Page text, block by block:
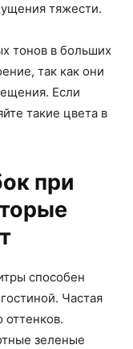
тяжести.
тонов в больших
так как они
Если
такие цвета в
при
способен
Частая
зеленые